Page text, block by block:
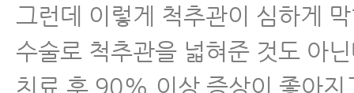
그런데 이렇게 척추관이 심하게
수술로 척추관을 넓혀준 것도 아
치료 후 90% 이상 증상이 좋아지